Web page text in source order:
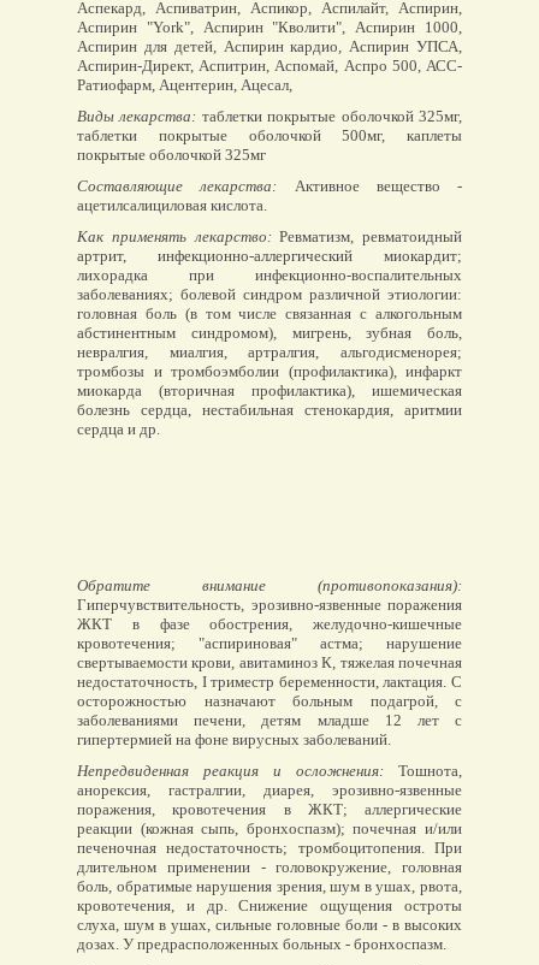
Аспекард, Аспиватрин, Аспикор, Аспилайт, Аспирин,
Аспирин "York", Аспирин "Кволити", Аспирин 1000,
Аспирин для детей, Аспирин кардио, Аспирин УПСА,
Аспирин-Директ, Аспитрин, Аспомай, Аспро 500, АСС-
Ратиофарм, Ацентерин, Ацесал,
Виды лекарства: таблетки покрытые оболочкой 325мг,
таблетки покрытые оболочкой 500мг, каплеты
покрытые оболочкой 325мг
Составляющие лекарства: Активное вещество -
ацетилсалициловая кислота.
Как применять лекарство:Ревматизм, ревматоидный
артрит, инфекционно-аллергический миокардит;
лихорадка при инфекционно-воспалительных
заболеваниях; болевой синдром различной этиологии:
головная боль (в том числе связанная с алкогольным
абстинентным синдромом), мигрень, зубная боль,
невралгия, миалгия, артралгия, альгодисменорея;
тромбозы и тромбоэмболии (профилактика), инфаркт
миокарда (вторичная профилактика), ишемическая
болезнь сердца, нестабильная стенокардия, аритмии
сердца и др.
Обратите внимание (противопоказания):
Гиперчувствительность, эрозивно-язвенные поражения
ЖКТ в фазе обострения, желудочно-кишечные
кровотечения; "аспириновая" астма; нарушение
свертываемости крови, авитаминоз К, тяжелая почечная
недостаточность, I триместр беременности, лактация. С
осторожностью назначают больным подагрой, с
заболеваниями печени, детям младше 12 лет с
гипертермией на фоне вирусных заболеваний.
Непредвиденная реакция и осложнения: Тошнота,
анорексия, гастралгии, диарея, эрозивно-язвенные
поражения, кровотечения в ЖКТ; аллергические
реакции (кожная сыпь, бронхоспазм); почечная и/или
печеночная недостаточность; тромбоцитопения. При
длительном применении - головокружение, головная
боль, обратимые нарушения зрения, шум в ушах, рвота,
кровотечения, и др. Снижение ощущения остроты
слуха, шум в ушах, сильные головные боли - в высоких
дозах. У предрасположенных больных - бронхоспазм.